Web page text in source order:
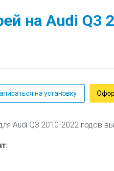
на Audi Q3
на установку
Audi Q3 2010-2022 годов